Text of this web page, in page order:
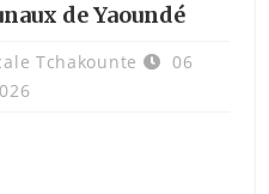
de Yaoundé
Tchakounte
06